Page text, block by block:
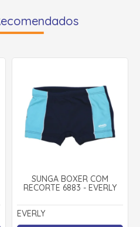
SUNGA BOXER COM
RECORTE 6883 - EVERLY
EVERLY